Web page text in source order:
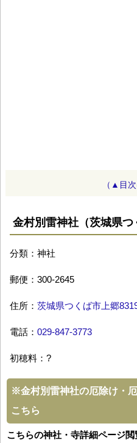
（▲目次
金村別雷神社（茨城県つ
分類：神社
郵便：300-2645
住所： 茨城県つくば市上郷
電話： 029-847-3773
初穂料：?
※金村別雷神社の厄除け・
こちら
こちらの神社・寺詳細ページ